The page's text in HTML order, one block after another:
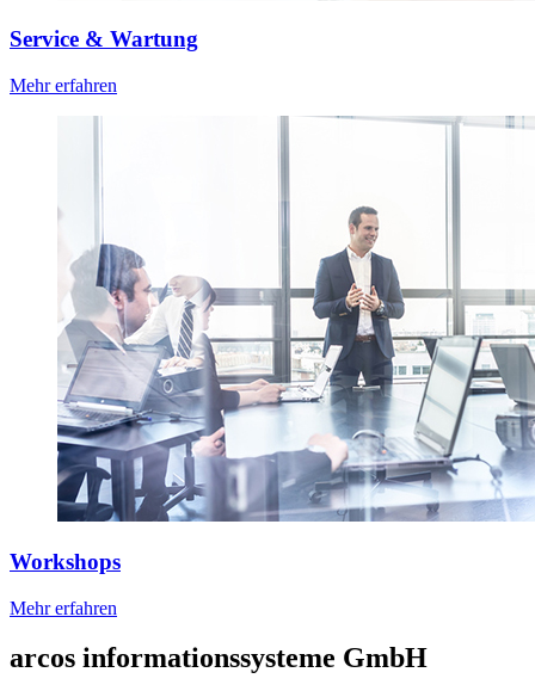
Service & Wartung
Mehr erfahren
Workshops
Mehr erfahren
arcos informationssysteme GmbH